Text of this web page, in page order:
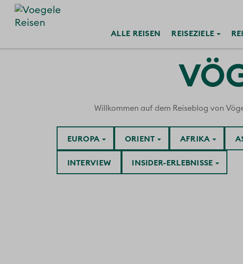
ALLE REISEN REISEZIELE
Willkommen auf dem Reiseblog von
AFRIKA
EUROPA
INSIDER-ERLEBNISSE
INTERVIEW
ORIENT